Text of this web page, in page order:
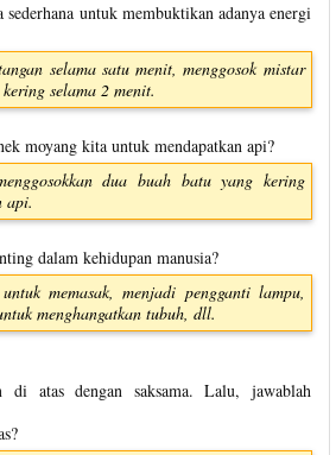
untuk membuktikan adanya energi
selama satu menit, menggosok mistar
selama 2 menit.
moyang kita untuk mendapatkan api?
dua buah batu yang kering
api.
dalam kehidupan manusia?
memasak, menjadi pengganti lampu,
menghangatkan tubuh, dll.
di atas dengan saksama. Lalu, jawablah